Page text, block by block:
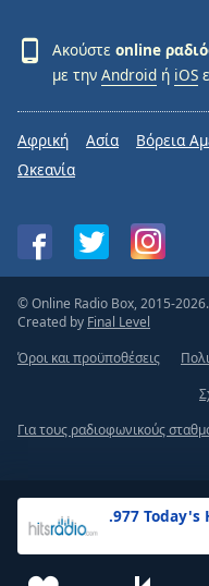
.977 Today's
Ακούστε online
με την Android ή iOS
Αφρική Ασία Βόρεια
Ωκεανία
© Online Radio Box, 2015-2026.
Created by Final Level
Όροι και προϋποθέσεις
Για τους ραδιοφωνικούς